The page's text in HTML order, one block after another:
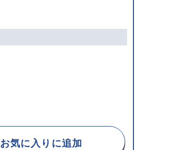
お気に入りに追加